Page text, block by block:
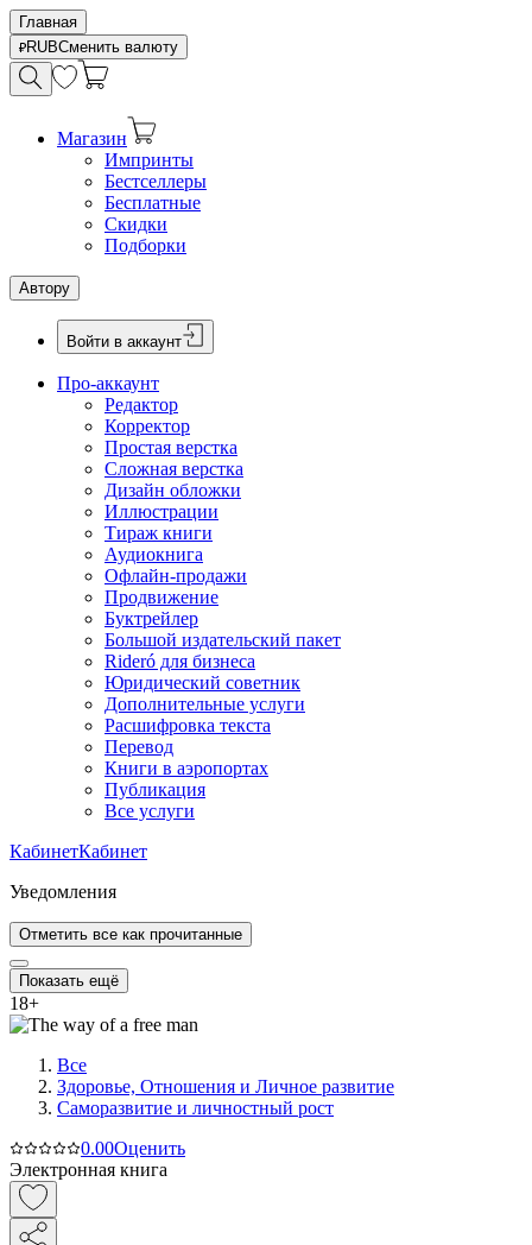
Главная
RUBСменить валюту
Магазин
Импринты
Бестселлеры
Бесплатные
Скидки
Подборки
Автору
Войти в аккаунт
Про-аккаунт
Редактор
Корректор
Простая верстка
Сложная верстка
Дизайн обложки
Иллюстрации
Тираж книги
Аудиокнига
Офлайн-продажи
Продвижение
Буктрейлер
Большой издательский пакет
Rideró для бизнеса
Юридический советник
Дополнительные услуги
Расшифровка текста
Перевод
Книги в аэропортах
Публикация
Все услуги
КабинетКабинет
Уведомления
Отметить все как прочитанные
Показать ещё
18+
Все
Здоровье, Отношения и Личное развитие
Саморазвитие и личностный рост
0.00Оценить
Электронная книга